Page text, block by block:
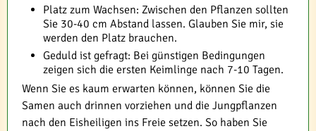
Platz zum Wachsen: Zwischen den Pflanzen sollten
Sie 30-40 cm Abstand lassen. Glauben Sie mir, sie
werden den Platz brauchen.
Geduld ist gefragt: Bei günstigen Bedingungen
zeigen sich die ersten Keimlinge nach 7-10 Tagen.
Wenn Sie es kaum erwarten können, können Sie die
Samen auch drinnen vorziehen und die Jungpflanzen
nach den Eisheiligen ins Freie setzen. So haben Sie